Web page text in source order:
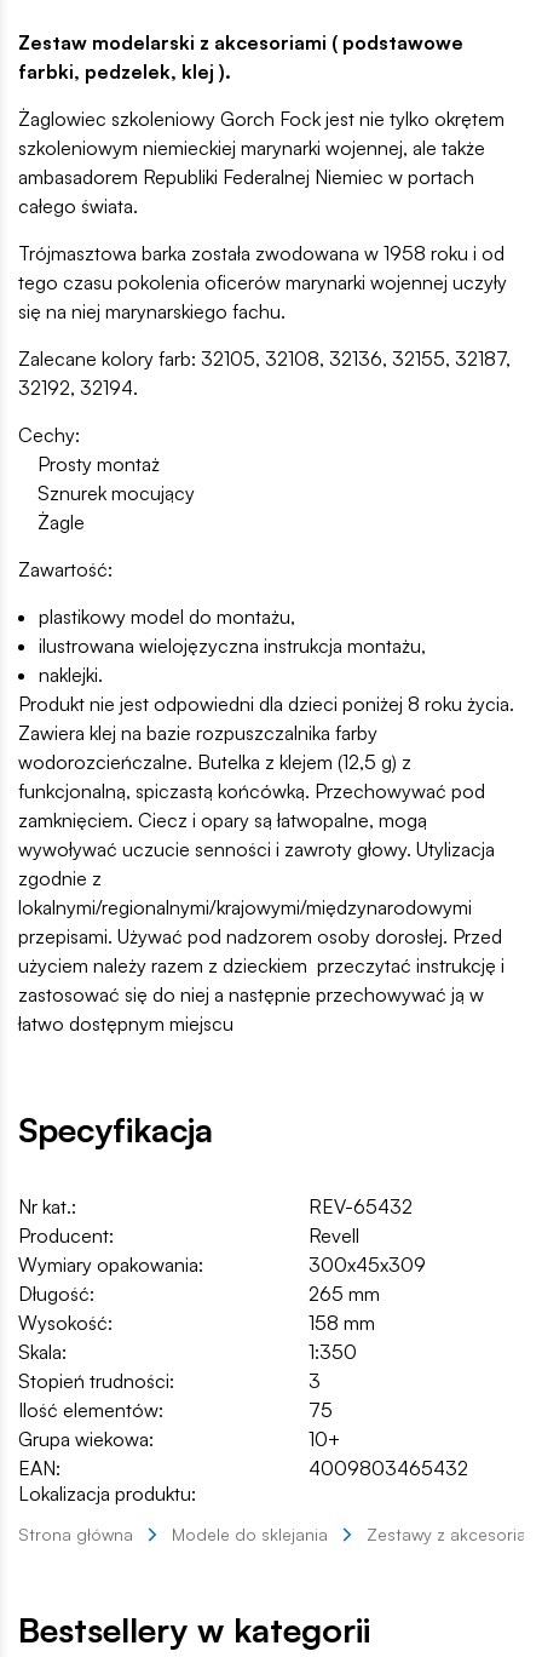
Zestaw modelarski z akcesoriami ( podstawowe
farbki, pedzelek, klej ).
Żaglowiec szkoleniowy Gorch Fock jest nie tylko okrętem
szkoleniowym niemieckiej marynarki wojennej, ale także
ambasadorem Republiki Federalnej Niemiec w portach
całego świata.
Trójmasztowa barka została zwodowana w 1958 roku i od
tego czasu pokolenia oficerów marynarki wojennej uczyły
się na niej marynarskiego fachu.
Zalecane kolory farb: 32105, 32108, 32136, 32155, 32187,
32192, 32194.
Cechy:
Prosty montaż
Sznurek mocujący
Żagle
Zawartość:
plastikowy model do montażu,
ilustrowana wielojęzyczna instrukcja montażu,
naklejki.
Produkt nie jest odpowiedni dla dzieci poniżej 8 roku życia.
Zawiera klej na bazie rozpuszczalnika farby
wodorozcieńczalne. Butelka z klejem (12,5 g) z
funkcjonalną, spiczastą końcówką. Przechowywać pod
zamknięciem. Ciecz i opary są łatwopalne, mogą
wywoływać uczucie senności i zawroty głowy. Utylizacja
zgodnie z
lokalnymi/regionalnymi/krajowymi/międzynarodowymi
przepisami. Używać pod nadzorem osoby dorosłej. Przed
użyciem należy razem z dzieckiem przeczytać instrukcję i
zastosować się do niej a następnie przechowywać ją w
łatwo dostępnym miejscu
Specyfikacja
Nr kat.:
REV-65432
Producent:
Revell
Wymiary opakowania:
300x45x309
Długość:
265 mm
Wysokość:
158 mm
Skala:
1:350
Stopień trudności:
3
Ilość elementów:
75
Grupa wiekowa:
10+
EAN:
4009803465432
Lokalizacja produktu:
Strona główna Modele do sklejania Zestawy z akcesoriami
Bestsellery w kategorii